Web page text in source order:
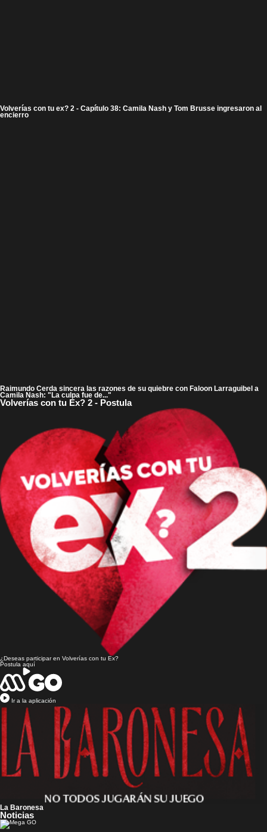
Volverías con tu ex? 2 - Capítulo 38: Camila Nash y Tom Brusse ingresaron al
encierro
Raimundo Cerda sincera las razones de su quiebre con Faloon Larraguibel a
Camila Nash: "La culpa fue de..."
Volverías con tu Ex? 2 - Postula
¿Deseas participar en Volverías con tu Ex?
Postula aquí
Ir a la aplicación
La Baronesa
Noticias